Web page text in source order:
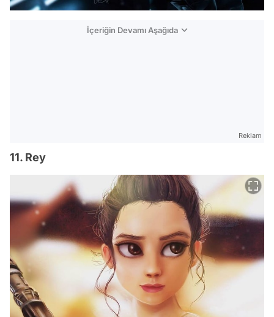
İçeriğin Devamı Aşağıda
Reklam
11. Rey